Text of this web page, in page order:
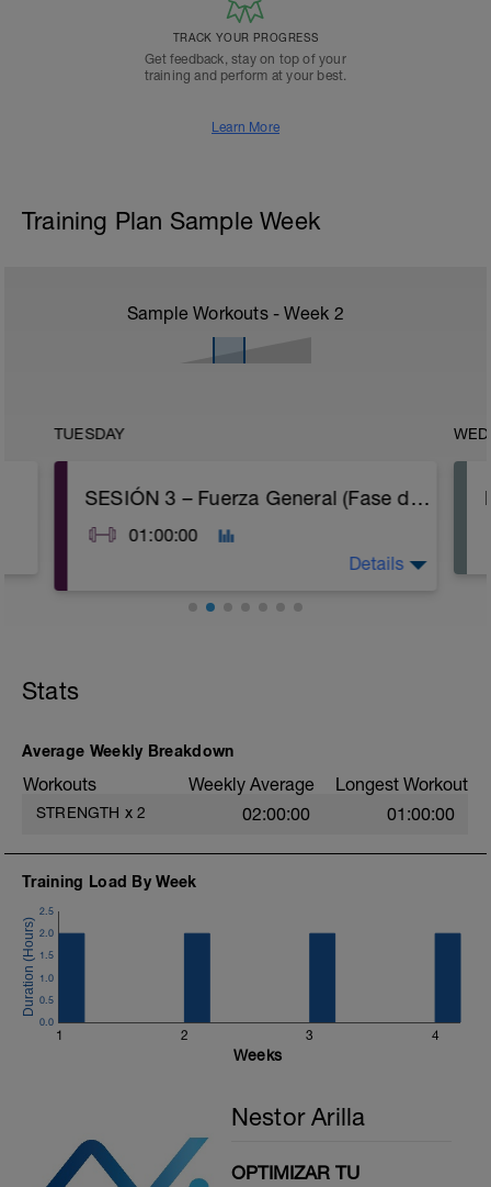
TRACK YOUR PROGRESS
Get feedback, stay on top of your
training and perform at your best.
Learn More
Training Plan Sample Week
Sample Workouts - Week 2
TUESDAY
SESIÓN 3 – Fuerza General (Fase de base/Adaptación anatómica – Semanas 1 a 4)
01:00:00
G: Tricep Kick Back
I: Vuelta a la calma
Details
Stats
Average Weekly Breakdown
Workouts Weekly Average Longest Workout
STRENGTH x 2 02:00:00 01:00:00
Training Load By Week
1 2 3 4
0.0
0.5
1.0
1.5
2.0
2.5
Weeks
Nestor Arilla
OPTIMIZAR TU